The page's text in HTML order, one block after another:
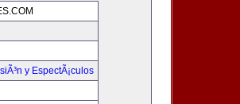
y EspectÃ¡culos